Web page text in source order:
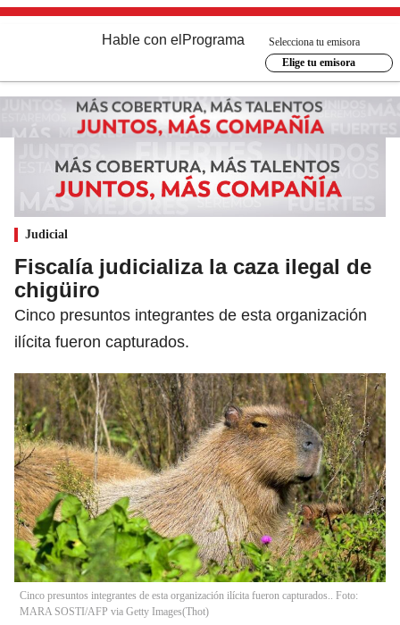
Hable con el Programa
Selecciona tu emisora
Elige tu emisora
Judicial
Fiscalía judicializa la caza ilegal de
chigüiro
Cinco presuntos integrantes de esta organización
ilícita fueron capturados.
Cinco presuntos integrantes de esta organización ilícita fueron capturados.. Foto:
MARA SOSTI/AFP via Getty Images(Thot)